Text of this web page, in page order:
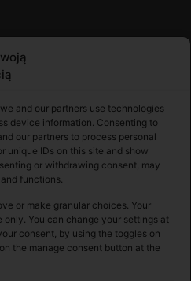
and our partners use technologies
device information. Consenting to
our partners to process personal
unique IDs on this site and show
or withdrawing consent, may
functions.
or make granular choices. Your
You can change your settings at
consent, by using the toggles on
the manage consent button at the